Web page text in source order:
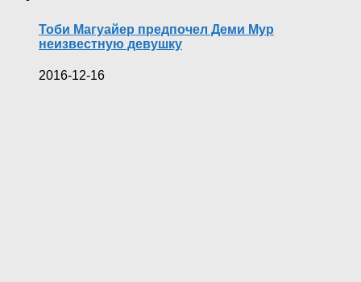
Тоби Магуайер предпочел Деми Мур
неизвестную девушку
2016-12-16